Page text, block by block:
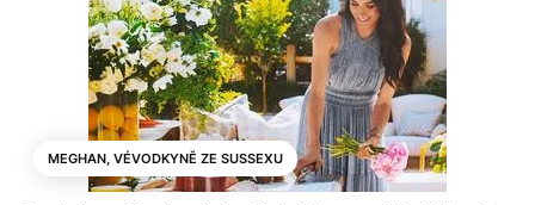
MEGHAN, VÉVODKYNĚ ZE SUSSEXU